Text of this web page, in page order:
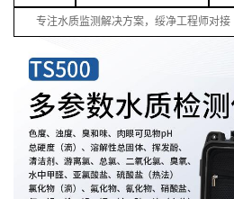
专注水质监测解决方案，绥净工程师对接